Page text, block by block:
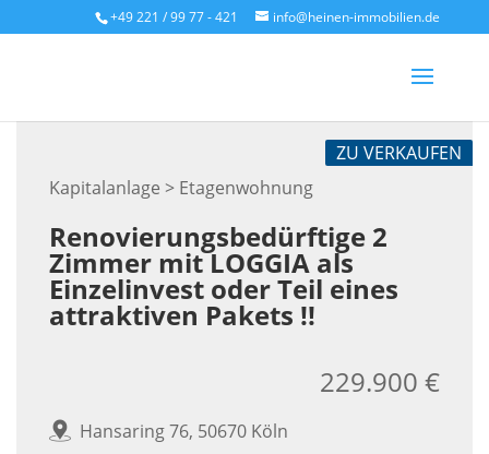
+49 221 / 99 77 - 421 info@heinen-immobilien.de
Kapitalanlage > Etagenwohnung
ZU VERKAUFEN
Renovierungsbedürftige 2
Zimmer mit LOGGIA als
Einzelinvest oder Teil eines
attraktiven Pakets !!
Hansaring 76, 50670 Köln
229.900 €